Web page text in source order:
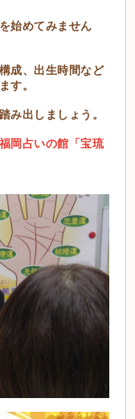
始めてみません
成、出生時間など
す。
み出しましょう。
福岡占いの館「宝琉